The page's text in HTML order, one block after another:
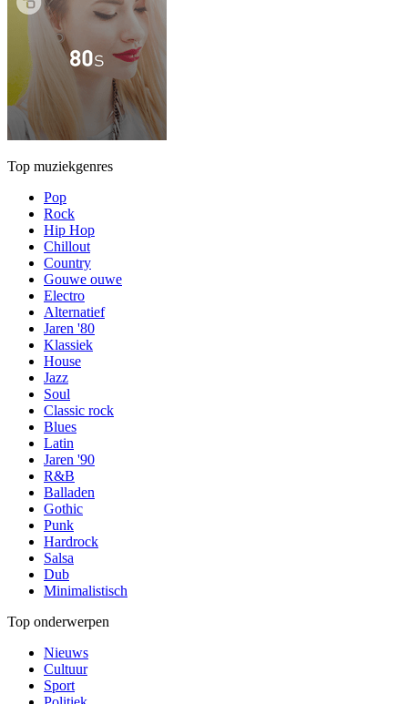
Top muziekgenres
Pop
Rock
Hip Hop
Chillout
Country
Gouwe ouwe
Electro
Alternatief
Jaren '80
Klassiek
House
Jazz
Soul
Classic rock
Blues
Latin
Jaren '90
R&B
Balladen
Gothic
Punk
Hardrock
Salsa
Dub
Minimalistisch
Top onderwerpen
Nieuws
Cultuur
Sport